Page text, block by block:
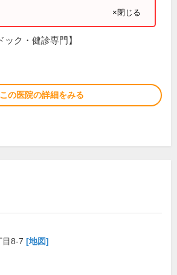
×閉じる
ック・健診専門】
この医院の詳細をみる
目8-7 [地図]